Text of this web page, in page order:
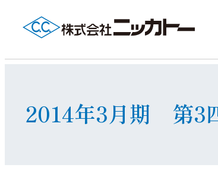
2014年3月期 第3